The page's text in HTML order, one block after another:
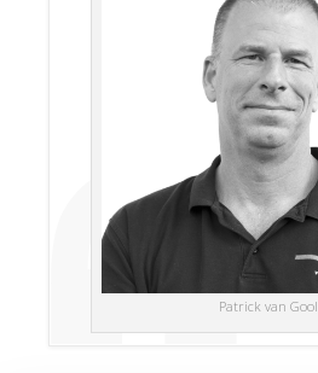
Patrick van Gool